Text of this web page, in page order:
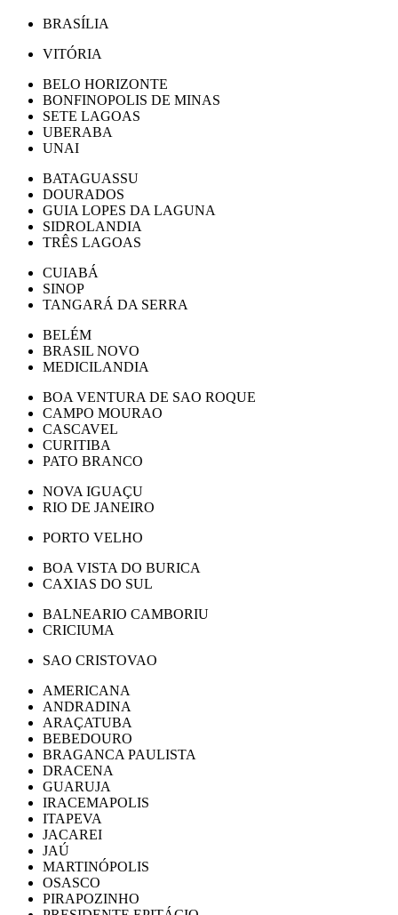
BRASÍLIA
VITÓRIA
BELO HORIZONTE
BONFINOPOLIS DE MINAS
SETE LAGOAS
UBERABA
UNAI
BATAGUASSU
DOURADOS
GUIA LOPES DA LAGUNA
SIDROLANDIA
TRÊS LAGOAS
CUIABÁ
SINOP
TANGARÁ DA SERRA
BELÉM
BRASIL NOVO
MEDICILANDIA
BOA VENTURA DE SAO ROQUE
CAMPO MOURAO
CASCAVEL
CURITIBA
PATO BRANCO
NOVA IGUAÇU
RIO DE JANEIRO
PORTO VELHO
BOA VISTA DO BURICA
CAXIAS DO SUL
BALNEARIO CAMBORIU
CRICIUMA
SAO CRISTOVAO
AMERICANA
ANDRADINA
ARAÇATUBA
BEBEDOURO
BRAGANCA PAULISTA
DRACENA
GUARUJA
IRACEMAPOLIS
ITAPEVA
JACAREI
JAÚ
MARTINÓPOLIS
OSASCO
PIRAPOZINHO